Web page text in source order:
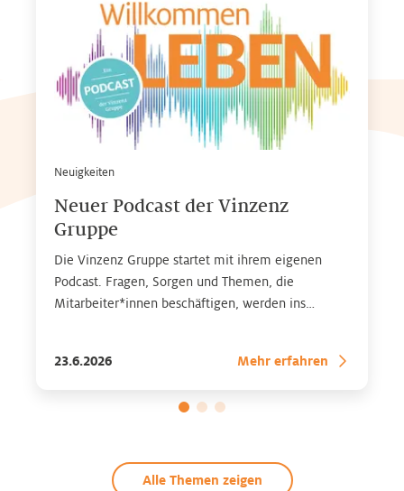
Neuigkeiten
Neuer Podcast der Vinzenz
Gruppe
Die Vinzenz Gruppe startet mit ihrem eigenen
Podcast. Fragen, Sorgen und Themen, die
Mitarbeiter*innen beschäftigen, werden ins
auf allen gängigen Streaming-Plattformen
23.6.2026 Mehr erfahren
Alle Themen zeigen